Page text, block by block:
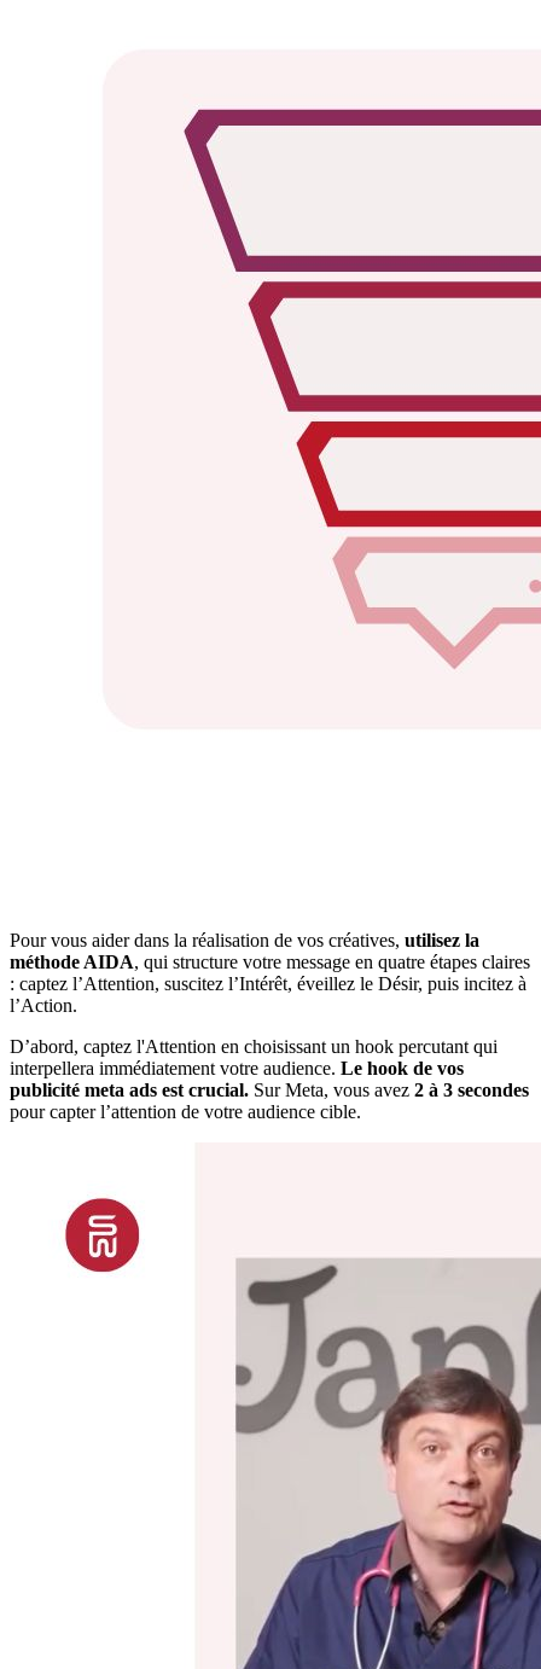
Pour vous aider dans la réalisation de vos créatives, utilisez la
méthode AIDA, qui structure votre message en quatre étapes claires
: captez l’Attention, suscitez l’Intérêt, éveillez le Désir, puis incitez à
l’Action.
D’abord, captez l'Attention en choisissant un hook percutant qui
interpellera immédiatement votre audience. Le hook de vos
publicité meta ads est crucial. Sur Meta, vous avez 2 à 3 secondes
pour capter l’attention de votre audience cible.